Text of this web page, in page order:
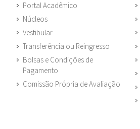
Portal Acadêmico
Núcleos
Vestibular
Transferência ou Reingresso
Bolsas e Condições de
Pagamento
Comissão Própria de Avaliação